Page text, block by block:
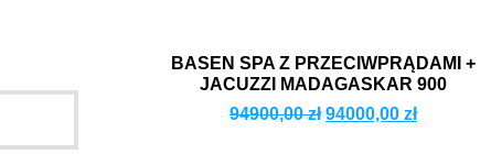
BASEN SPA Z PRZECIWPRĄDAMI +
JACUZZI MADAGASKAR 900
94900,00zł 94000,00 zł